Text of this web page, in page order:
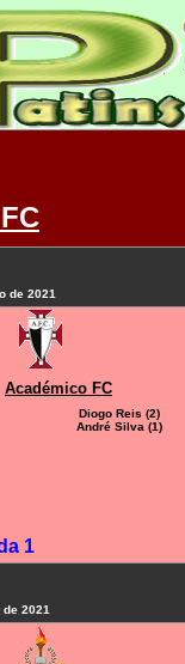
de 2021
Académico FC
Diogo Reis (2)
André Silva (1)
1
2021